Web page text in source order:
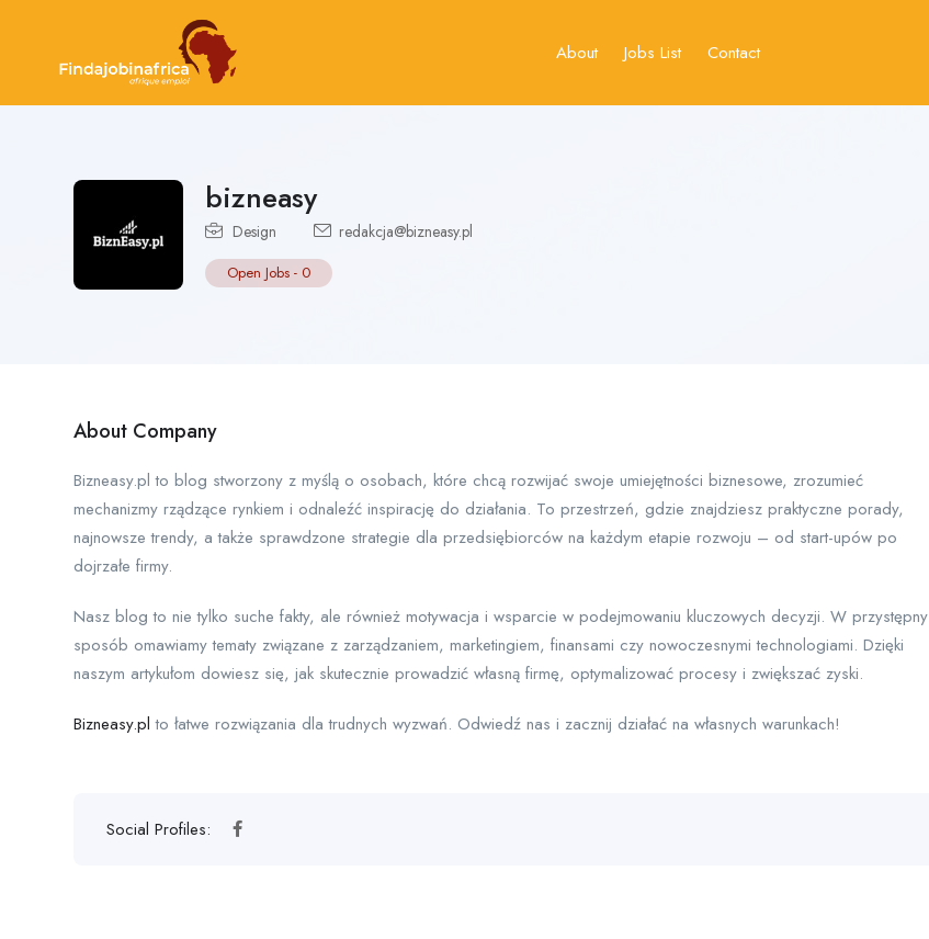
About Jobs List Contact
bizneasy
Design redakcja@bizneasy.pl
Open Jobs - 0
About Company
Bizneasy.pl to blog stworzony z myślą o osobach, które chcą rozwijać swoje umiejętności biznesowe, zrozumieć
mechanizmy rządzące rynkiem i odnaleźć inspirację do działania. To przestrzeń, gdzie znajdziesz praktyczne porady,
najnowsze trendy, a także sprawdzone strategie dla przedsiębiorców na każdym etapie rozwoju – od start-upów po
dojrzałe firmy.
Nasz blog to nie tylko suche fakty, ale również motywacja i wsparcie w podejmowaniu kluczowych decyzji. W przystępny
sposób omawiamy tematy związane z zarządzaniem, marketingiem, finansami czy nowoczesnymi technologiami. Dzięki
naszym artykułom dowiesz się, jak skutecznie prowadzić własną firmę, optymalizować procesy i zwiększać zyski.
Bizneasy.pl to łatwe rozwiązania dla trudnych wyzwań. Odwiedź nas i zacznij działać na własnych warunkach!
Social Profiles: